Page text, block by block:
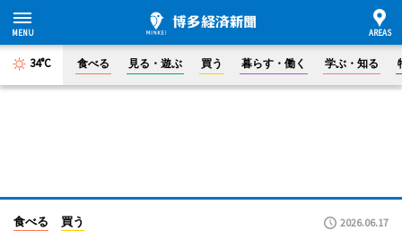
34°C 食べる 見る・遊ぶ 買う 暮らす・働く 学ぶ・知る
食べる 買う 2026.06.17